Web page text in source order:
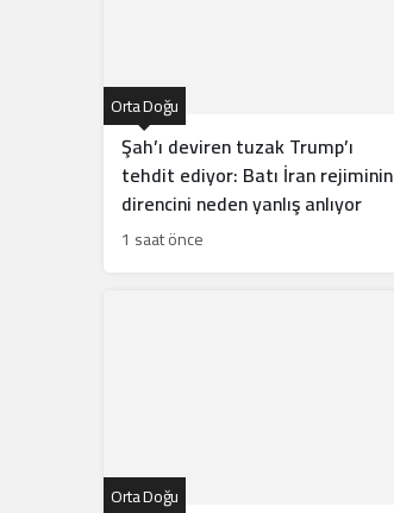
Şah’ı deviren tuzak Trump’ı
tehdit ediyor: Batı İran rejiminin
direncini neden yanlış anlıyor
Orta Doğu
1 saat önce
Orta Doğu